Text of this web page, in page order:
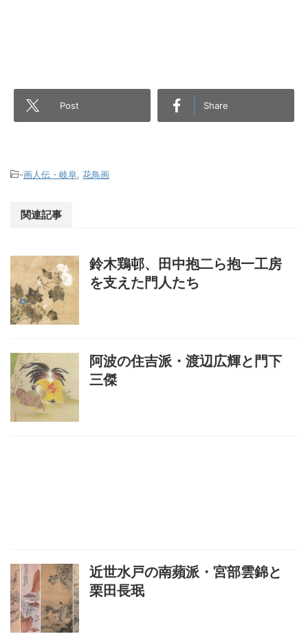
Post Share
-画人伝・岐阜 花鳥画
関連記事
鈴木鶏邨、田中抱二ら抱一工房
を支えた門人たち
阿波の住吉派・渡辺広輝と門下
三傑
近世水戸の南蘋派・宮部雲錦と
栗田長珉